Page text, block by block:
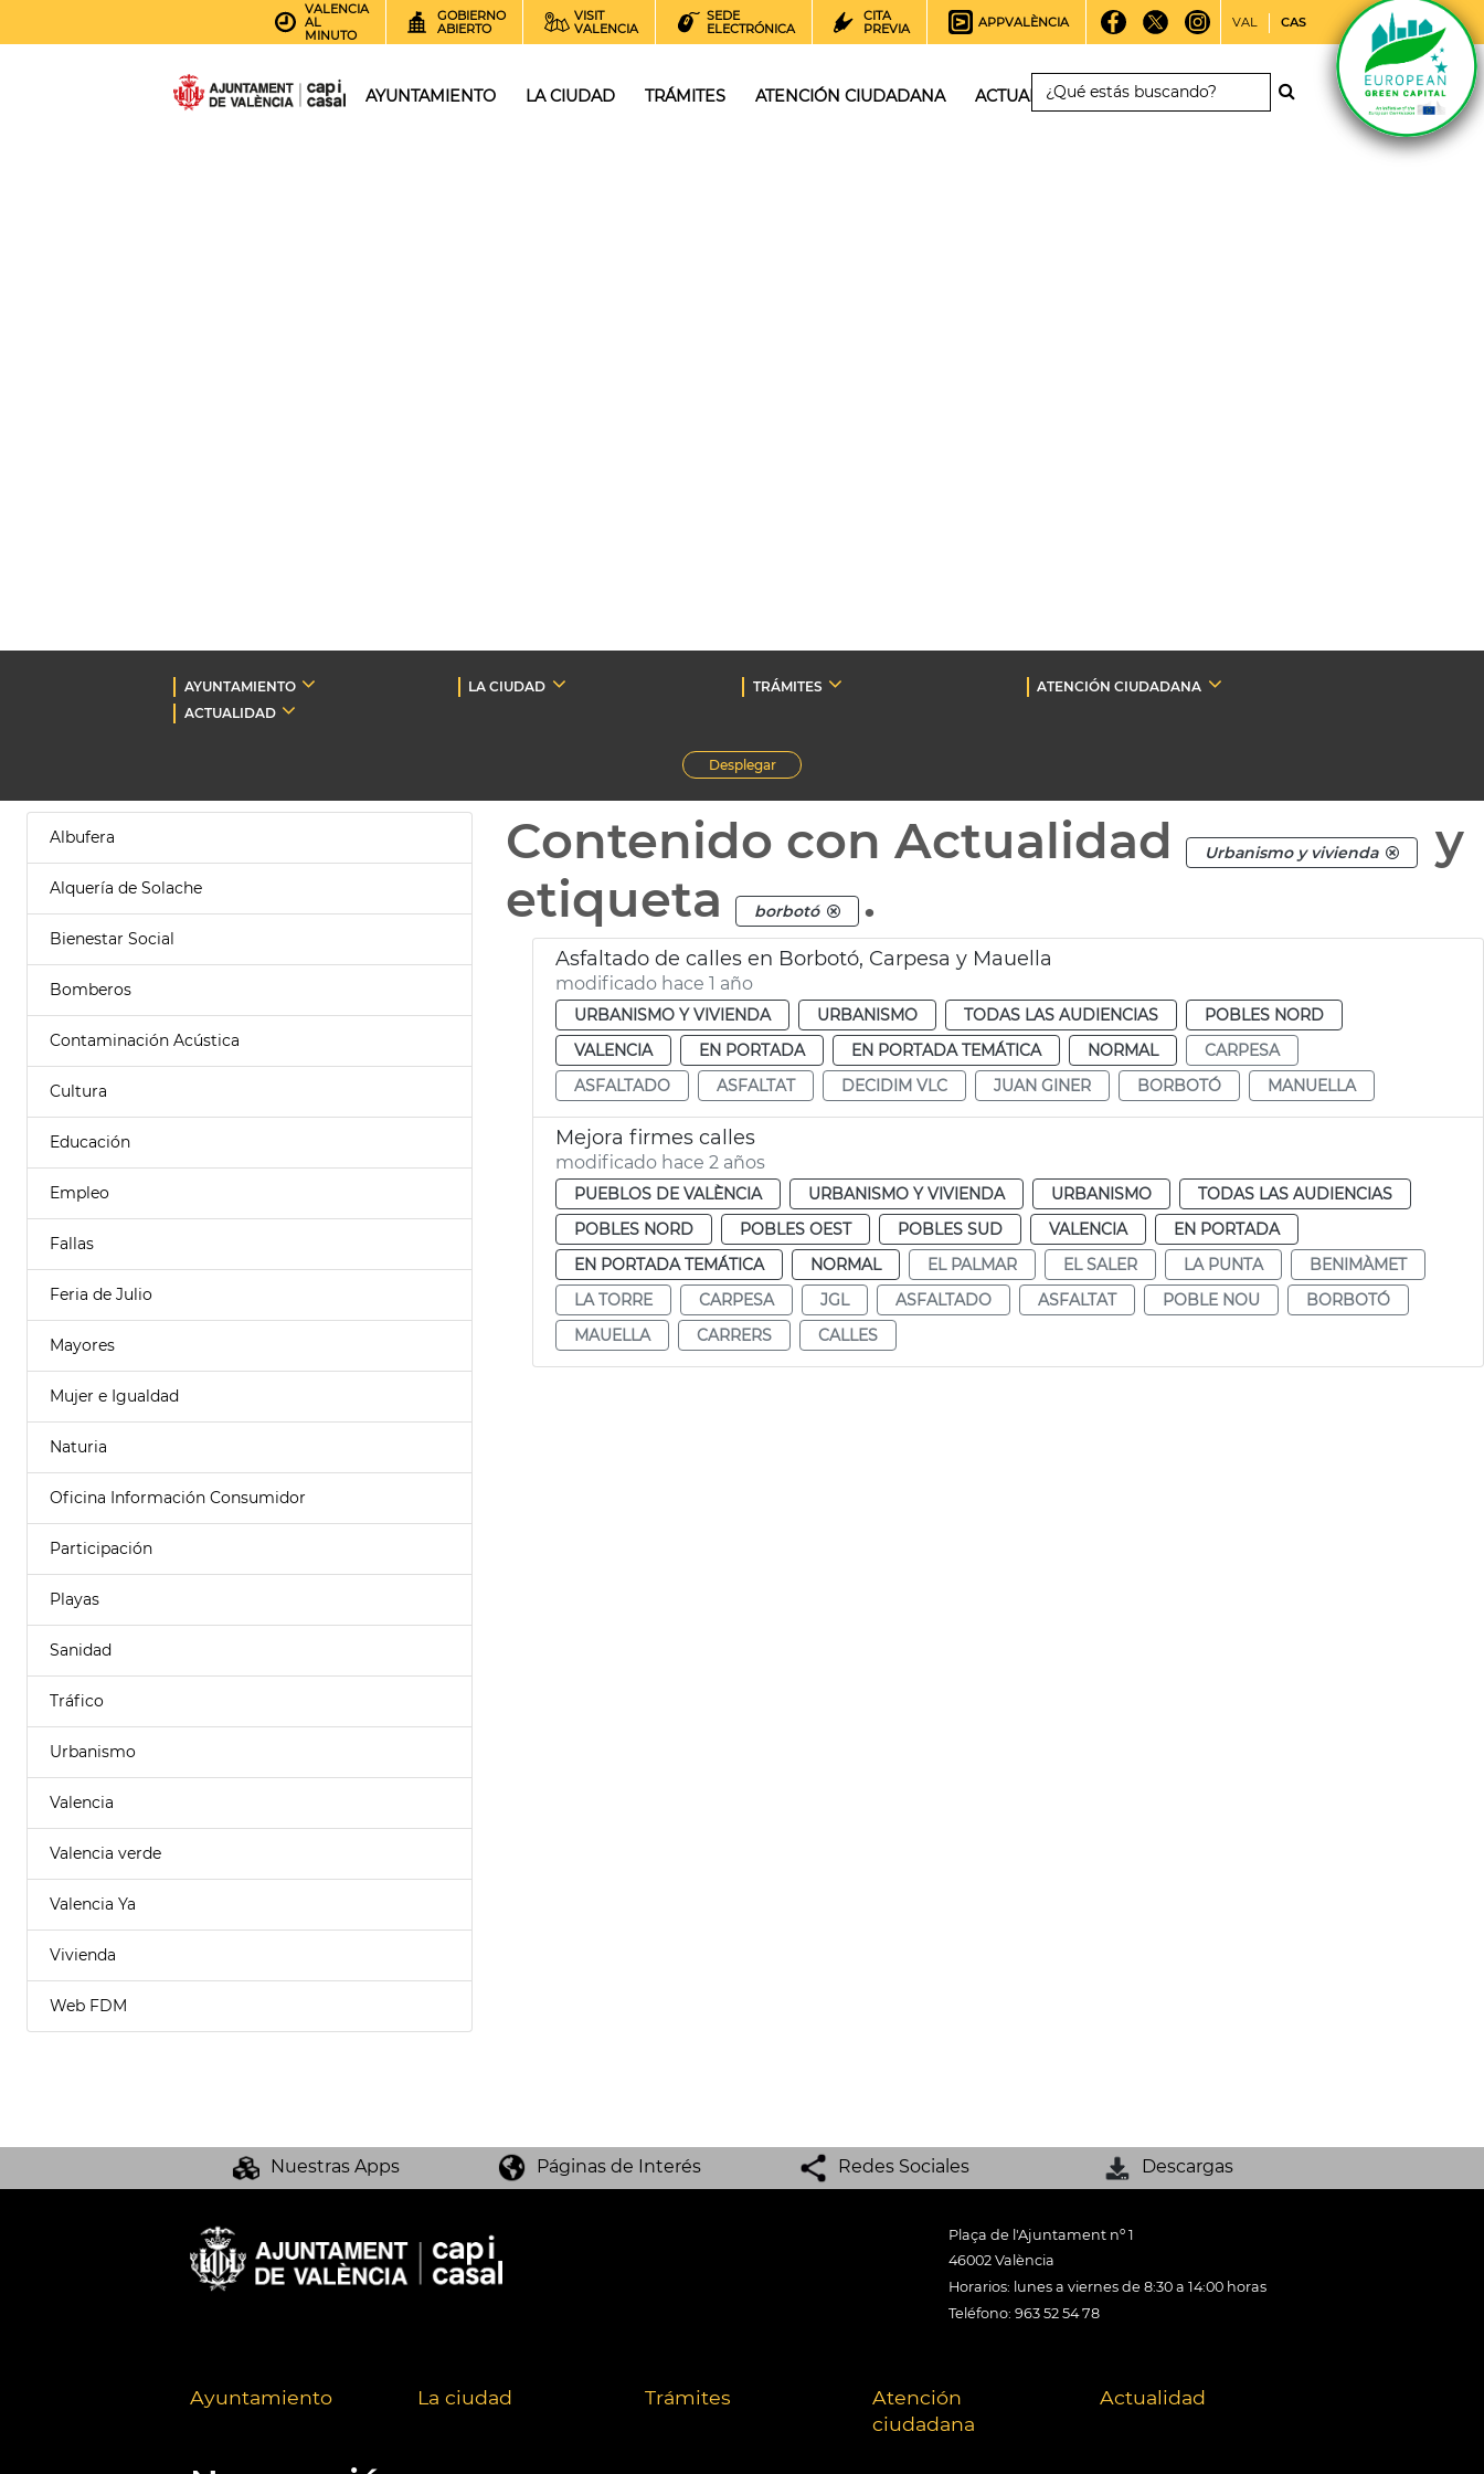
VALENCIA
AL
MINUTO
GOBIERNO
ABIERTO
VISIT
VALENCIA
SEDE
ELECTRÓNICA
CITA
PREVIA
APPVALÈNCIA VAL CAS
AYUNTAMIENTO LA CIUDAD TRÁMITES ATENCIÓN CIUDADANA ACTUALIDAD
AYUNTAMIENTO LA CIUDAD TRÁMITES
ATENCIÓN CIUDADANA
ACTUALIDAD
Desplegar
Albufera
Alquería de Solache
Bienestar Social
Bomberos
Contaminación Acústica
Cultura
Educación
Empleo
Fallas
Feria de Julio
Mayores
Mujer e Igualdad
Naturia
Oficina Información Consumidor
Participación
Playas
Sanidad
Tráfico
Urbanismo
Valencia
Valencia verde
Valencia Ya
Vivienda
Web FDM
Contenido con Actualidad Urbanismo y vivienda
y
etiqueta
borbotó .
Asfaltado de calles en Borbotó, Carpesa y Mauella
modificado hace 1 año
URBANISMO Y VIVIENDA URBANISMO TODAS LAS AUDIENCIAS
POBLES NORD
VALENCIA
EN PORTADA EN PORTADA TEMÁTICA NORMAL
CARPESA
ASFALTADO
ASFALTAT DECIDIM VLC JUAN GINER BORBOTÓ MANUELLA
Mejora firmes calles
modificado hace 2 años
PUEBLOS DE VALÈNCIA URBANISMO Y VIVIENDA URBANISMO
TODAS LAS AUDIENCIAS
POBLES NORD
POBLES OEST POBLES SUD VALENCIA
EN PORTADA
EN PORTADA TEMÁTICA
NORMAL EL PALMAR EL SALER LA PUNTA
BENIMÀMET
LA TORRE
CARPESA JGL ASFALTADO ASFALTAT POBLE NOU
BORBOTÓ
MAUELLA
CARRERS CALLES
Nuestras Apps Páginas de Interés Redes Sociales Descargas
Plaça de l'Ajuntament nº 1
46002 València
Horarios: lunes a viernes de 8:30 a 14:00 horas
Teléfono: 963 52 54 78
Ayuntamiento La ciudad Trámites
Atención
ciudadana
Actualidad